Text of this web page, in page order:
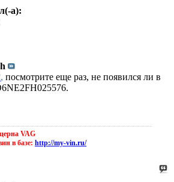
а):
, посмотрите еще раз, не появился ли в
VAG
в базе: http://my-vin.ru/